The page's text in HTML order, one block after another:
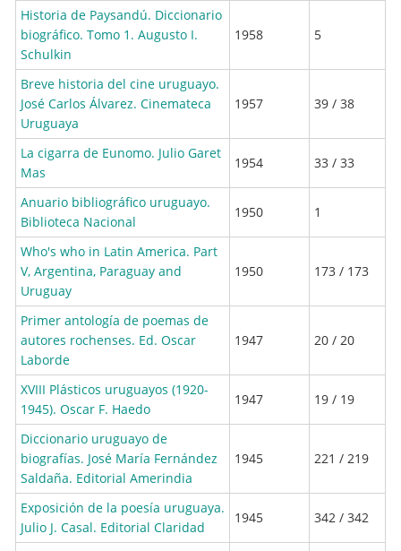
Historia de Paysandú. Diccionario
biográfico. Tomo 1. Augusto I.
Schulkin
1958 5
Breve historia del cine uruguayo.
José Carlos Álvarez. Cinemateca
Uruguaya
1957 39 / 38
La cigarra de Eunomo. Julio Garet
Mas
1954 33 / 33
Anuario bibliográfico uruguayo.
Biblioteca Nacional
1950 1
Who's who in Latin America. Part
V, Argentina, Paraguay and
Uruguay
1950 173 / 173
Primer antología de poemas de
autores rochenses. Ed. Oscar
Laborde
1947 20 / 20
XVIII Plásticos uruguayos (1920-
1945). Oscar F. Haedo
1947 19 / 19
Diccionario uruguayo de
biografías. José María Fernández
Saldaña. Editorial Amerindia
1945 221 / 219
Exposición de la poesía uruguaya.
Julio J. Casal. Editorial Claridad
1945 342 / 342